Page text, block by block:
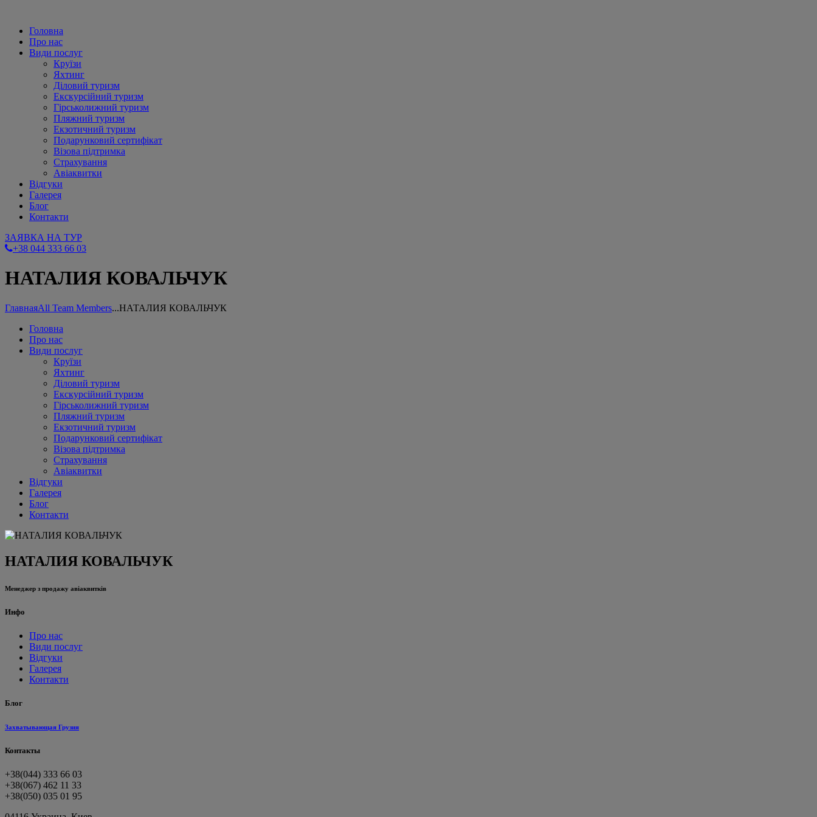
Головна
Про нас
Види послуг
Круїзи
Яхтинг
Діловий туризм
Екскурсійний туризм
Гірськолижний туризм
Пляжний туризм
Екзотичний туризм
Подарунковий сертифікат
Візова підтримка
Страхування
Авіаквитки
Відгуки
Галерея
Блог
Контакти
ЗАЯВКА НА ТУР
+38 044 333 66 03
НАТАЛИЯ КОВАЛЬЧУК
ГлавнаяAll Team Members...НАТАЛИЯ КОВАЛЬЧУК
Головна
Про нас
Види послуг
Круїзи
Яхтинг
Діловий туризм
Екскурсійний туризм
Гірськолижний туризм
Пляжний туризм
Екзотичний туризм
Подарунковий сертифікат
Візова підтримка
Страхування
Авіаквитки
Відгуки
Галерея
Блог
Контакти
НАТАЛИЯ КОВАЛЬЧУК
Менеджер з продажу авіаквитків
Инфо
Про нас
Види послуг
Відгуки
Галерея
Контакти
Блог
Захватывающая Грузия
Контакты
+38(044) 333 66 03
+38(067) 462 11 33
+38(050) 035 01 95